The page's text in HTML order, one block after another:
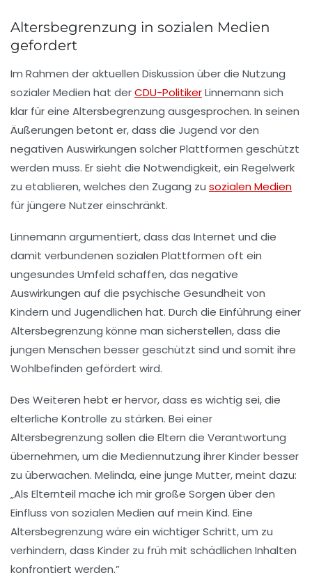
Altersbegrenzung in sozialen Medien
gefordert
Im Rahmen der aktuellen Diskussion über die Nutzung
sozialer Medien hat derCDU-PolitikerLinnemann sich
klar für eine Altersbegrenzung ausgesprochen. In seinen
Äußerungen betont er, dass die Jugend vor den
negativen Auswirkungen solcher Plattformen geschützt
werden muss. Er sieht die Notwendigkeit, ein Regelwerk
zu etablieren, welches den Zugang zu sozialen Medien
für jüngere Nutzer einschränkt.
Linnemann argumentiert, dass das Internet und die
damit verbundenen sozialen Plattformen oft ein
ungesundes Umfeld schaffen, das negative
Auswirkungen auf die psychische Gesundheit von
Kindern und Jugendlichen hat. Durch die Einführung einer
Altersbegrenzung könne man sicherstellen, dass die
jungen Menschen besser geschützt sind und somit ihre
Wohlbefinden gefördert wird.
Des Weiteren hebt er hervor, dass es wichtig sei, die
elterliche Kontrolle zu stärken. Bei einer
Altersbegrenzung sollen die Eltern die Verantwortung
übernehmen, um die Mediennutzung ihrer Kinder besser
zu überwachen. Melinda, eine junge Mutter, meint dazu:
„Als Elternteil mache ich mir große Sorgen über den
Einfluss von sozialen Medien auf mein Kind. Eine
Altersbegrenzung wäre ein wichtiger Schritt, um zu
verhindern, dass Kinder zu früh mit schädlichen Inhalten
konfrontiert werden.”